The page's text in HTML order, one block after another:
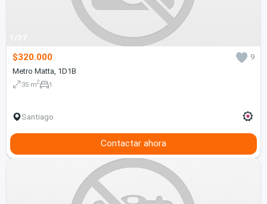
1/27
$320.000
9
Metro Matta, 1D1B
35 m2 1
Santiago
Contactar ahora